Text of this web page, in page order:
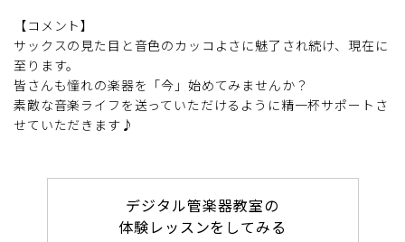
【コメント】
サックスの見た目と音色のカッコよさに魅了され続け、現在に
至ります。
皆さんも憧れの楽器を「今」始めてみませんか？
素敵な音楽ライフを送っていただけるように精一杯サポートさ
せていただきます♪
デジタル管楽器教室の
体験レッスンをしてみる